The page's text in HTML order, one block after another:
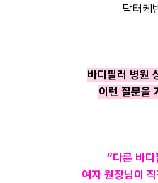
닥터케
바디필러 병원
이런 질문을
“다른 바디
여자 원장님이